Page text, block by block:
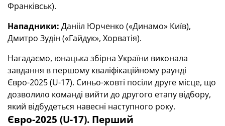
Франківськ).
Нападники: Данііл Юрченко («Динамо» Київ),
Дмитро Зудін («Гайдук», Хорватія).
Нагадаємо, юнацька збірна України виконала
завдання в першому кваліфікаційному раунді
Євро-2025 (U-17). Синьо-жовті посіли друге місце, що
дозволило команді вийти до другого етапу відбору,
який відбудеться навесні наступного року.
Євро-2025 (U-17). Перший